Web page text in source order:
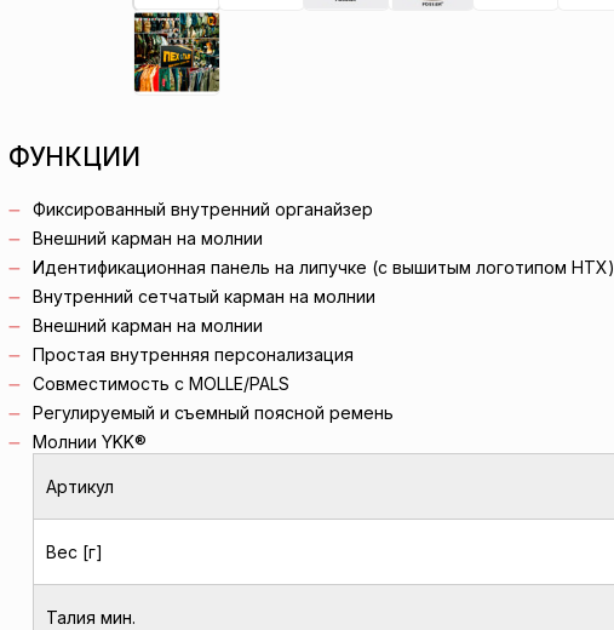
ФУНКЦИИ
Фиксированный внутренний органайзер
Внешний карман на молнии
Идентификационная панель на липучке (с вышитым логотипом HTX)
Внутренний сетчатый карман на молнии
Внешний карман на молнии
Простая внутренняя персонализация
Совместимость с MOLLE/PALS
Регулируемый и съемный поясной ремень
Молнии YKK®
Артикул
Вес [г]
Талия мин.